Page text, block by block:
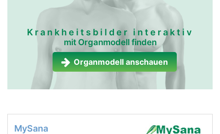
Krankheitsbilder interaktiv
mit Organmodell finden
Organmodell anschauen
MySana